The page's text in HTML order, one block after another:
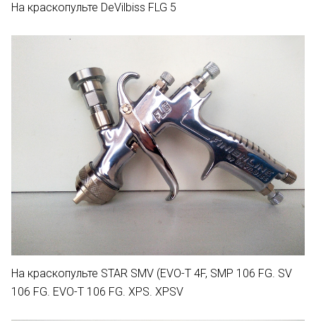
На краскопульте DeVilbiss FLG 5
На краскопульте STAR SMV (EVO-T 4F, SMP 106 FG. SV
106 FG. EVO-T 106 FG. XPS. XPSV